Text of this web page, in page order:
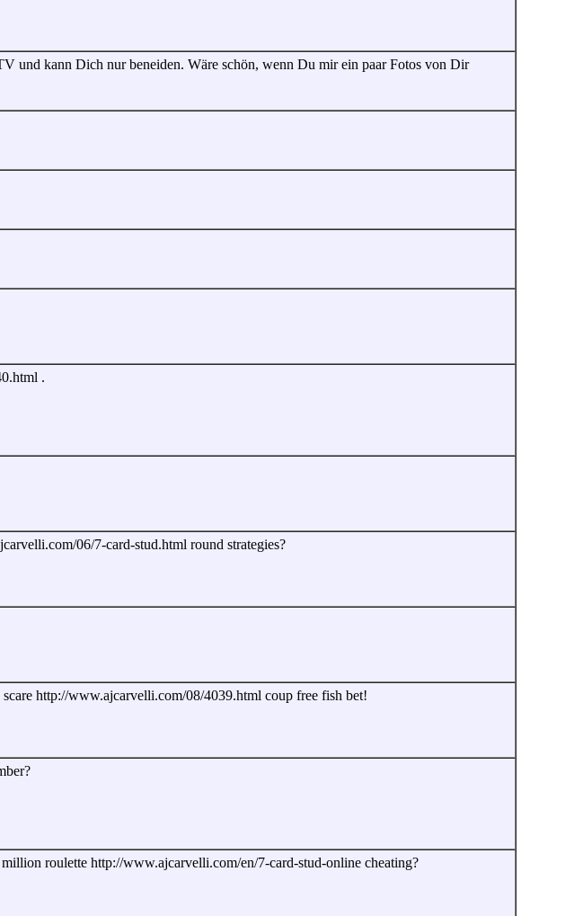
und kann Dich nur beneiden. Wäre schön, wenn Du mir ein paar Fotos von Dir
.
06/7-card-stud.html round strategies?
http://www.ajcarvelli.com/08/4039.html coup free fish bet!
roulette http://www.ajcarvelli.com/en/7-card-stud-online cheating?